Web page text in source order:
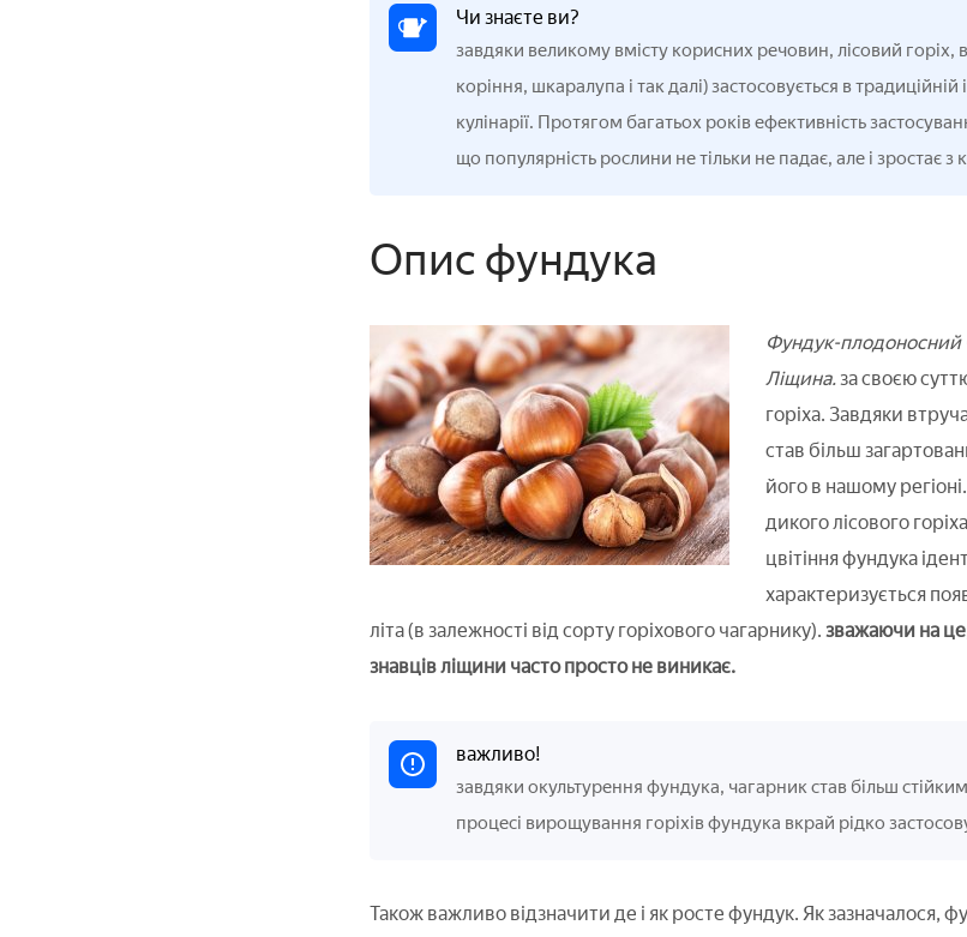
Чи знаєте ви?
завдяки великому вмісту корисних речовин, лісовий
коріння, шкаралупа і так далі) застосовується в
кулінарії. Протягом багатьох років ефективність
що популярність рослини не тільки не падає, але і зростає
Опис фундука
Фундук-плодоносний
Ліщина.за своєю
горіха. Завдяки
став більш
його в нашому
дикого лісового
цвітіння фундука
характеризується
літа (в залежності від сорту горіхового чагарнику). зважаючи на
знавців ліщини часто просто не виникає.
важливо!
завдяки окультурення фундука, чагарник став більш
процесі вирощування горіхів фундука вкрай рідко
Також важливо відзначити де і як росте фундук. Як зазначалося,